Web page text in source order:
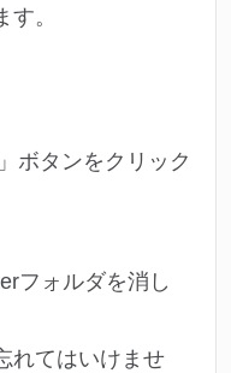
。
ボタンをクリック
フォルダを消し
れてはいけませ